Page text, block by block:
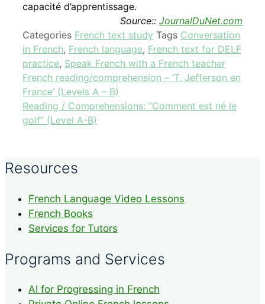
capacité d’apprentissage.
Source:: JournalDuNet.com
Categories French text study Tags Conversation
in French, French language, French text for DELF
practice, Speak French with a French teacher
French reading/comprehension – ‘T. Jefferson en
France’ (Levels A – B)
Reading / Comprehensions: “Comment est né le
golf” (Level A-B)
Resources
French Language Video Lessons
French Books
Services for Tutors
Programs and Services
AI for Progressing in French